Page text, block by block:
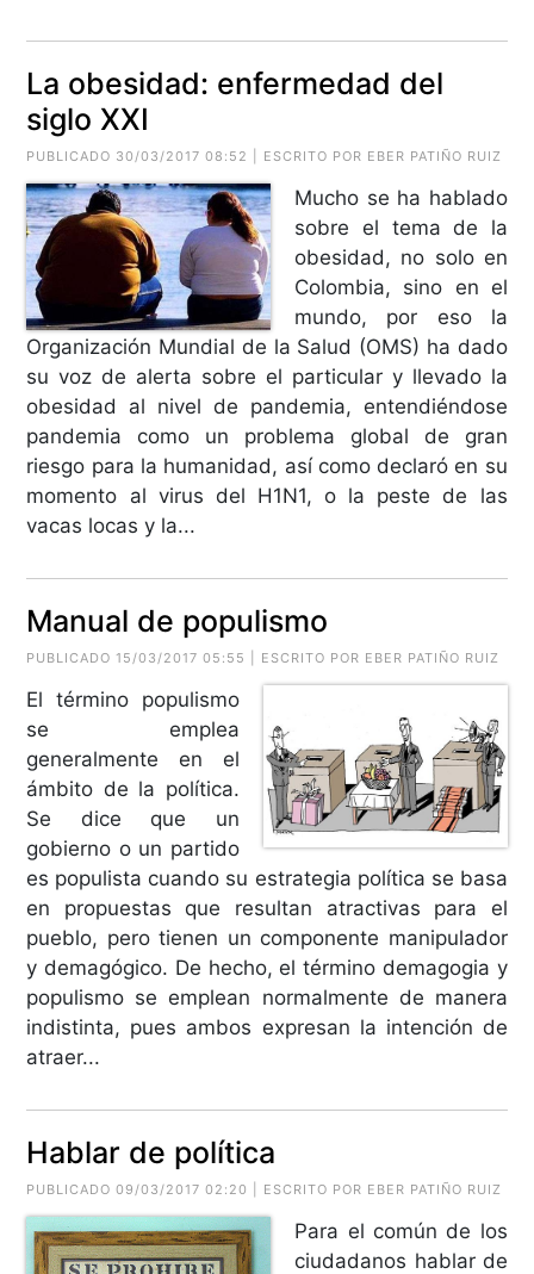
La obesidad: enfermedad del
siglo XXI
PUBLICADO 30/03/2017 08:52 | ESCRITO POR EBER PATIÑO RUIZ
Mucho se ha hablado
sobre el tema de la
obesidad, no solo en
Colombia, sino en el
mundo, por eso la
Organización Mundial de la Salud (OMS) ha dado
su voz de alerta sobre el particular y llevado la
obesidad al nivel de pandemia, entendiéndose
pandemia como un problema global de gran
riesgo para la humanidad, así como declaró en su
momento al virus del H1N1, o la peste de las
vacas locas y la...
Manual de populismo
PUBLICADO 15/03/2017 05:55 | ESCRITO POR EBER PATIÑO RUIZ
El término populismo
se emplea
generalmente en el
ámbito de la política.
Se dice que un
gobierno o un partido
es populista cuando su estrategia política se basa
en propuestas que resultan atractivas para el
pueblo, pero tienen un componente manipulador
y demagógico. De hecho, el término demagogia y
populismo se emplean normalmente de manera
indistinta, pues ambos expresan la intención de
atraer...
Hablar de política
PUBLICADO 09/03/2017 02:20 | ESCRITO POR EBER PATIÑO RUIZ
Para el común de los
ciudadanos hablar de